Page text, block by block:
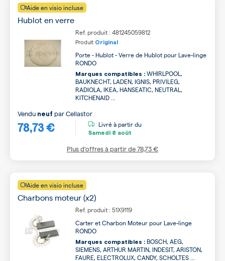
Aide en visio incluse
Hublot en verre
Ref. produit : 481245059812
Produit Original
Porte - Hublot - Verre de Hublot pour Lave-linge
RONDO
Marques compatibles : WHIRLPOOL,
BAUKNECHT, LADEN, IGNIS, PRIVILEG,
RADIOLA, IKEA, HANSEATIC, NEUTRAL,
KITCHENAID ...
78,73 €
Vendu neuf parCellastor
Livré à partir du
Samedi 8 août
Plus d’offres à partir de78,73 €
Aide en visio incluse
Charbons moteur (x2)
Ref. produit : 51X9119
Carter et Charbon Moteur pour Lave-linge
RONDO
Marques compatibles : BOSCH, AEG,
SIEMENS, ARTHUR MARTIN, INDESIT, ARISTON,
FAURE, ELECTROLUX, CANDY, SCHOLTES ...